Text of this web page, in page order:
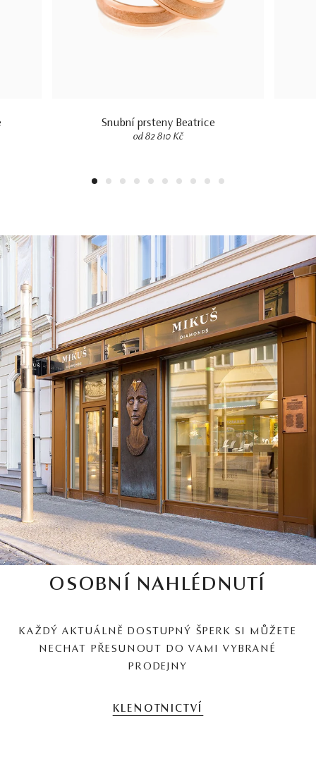
Snubní prsteny Beatrice
od 82 810 Kč
1 2 3 4 5 6 7 8 9 10
OSOBNÍ NAHLÉDNUTÍ
KAŽDÝ AKTUÁLNĚ DOSTUPNÝ ŠPERK SI MŮŽETE
NECHAT PŘESUNOUT DO VAMI VYBRANÉ
PRODEJNY
KLENOTNICTVÍ